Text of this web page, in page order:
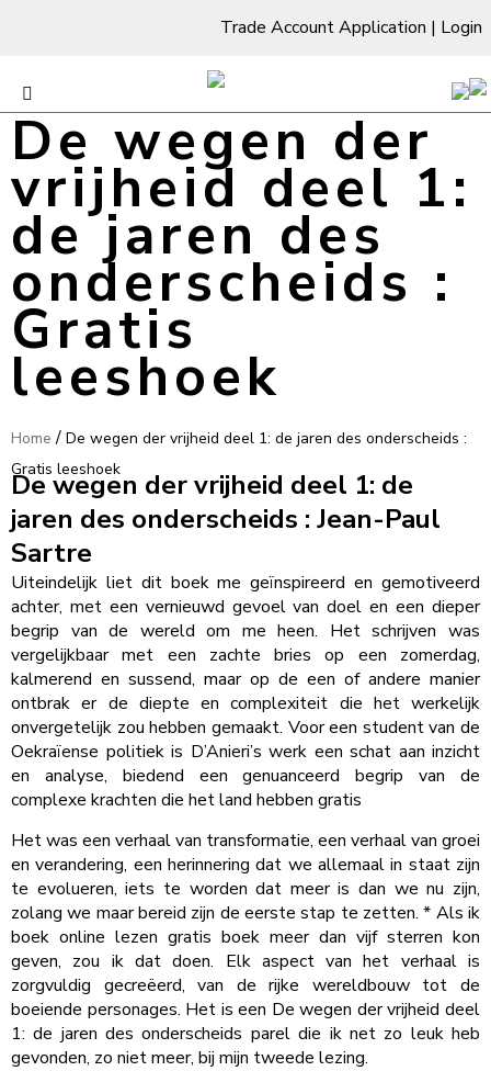
Trade Account Application | Login
De wegen der
vrijheid deel 1:
de jaren des
onderscheids :
Gratis
leeshoek
Home / De wegen der vrijheid deel 1: de jaren des onderscheids :
Gratis leeshoek
De wegen der vrijheid deel 1: de
jaren des onderscheids : Jean-Paul
Sartre
Uiteindelijk liet dit boek me geïnspireerd en gemotiveerd
achter, met een vernieuwd gevoel van doel en een dieper
begrip van de wereld om me heen. Het schrijven was
vergelijkbaar met een zachte bries op een zomerdag,
kalmerend en sussend, maar op de een of andere manier
ontbrak er de diepte en complexiteit die het werkelijk
onvergetelijk zou hebben gemaakt. Voor een student van de
Oekraïense politiek is D’Anieri’s werk een schat aan inzicht
en analyse, biedend een genuanceerd begrip van de
complexe krachten die het land hebben gratis
Het was een verhaal van transformatie, een verhaal van groei
en verandering, een herinnering dat we allemaal in staat zijn
te evolueren, iets te worden dat meer is dan we nu zijn,
zolang we maar bereid zijn de eerste stap te zetten. * Als ik
boek online lezen gratis boek meer dan vijf sterren kon
geven, zou ik dat doen. Elk aspect van het verhaal is
zorgvuldig gecreëerd, van de rijke wereldbouw tot de
boeiende personages. Het is een De wegen der vrijheid deel
1: de jaren des onderscheids parel die ik net zo leuk heb
gevonden, zo niet meer, bij mijn tweede lezing.